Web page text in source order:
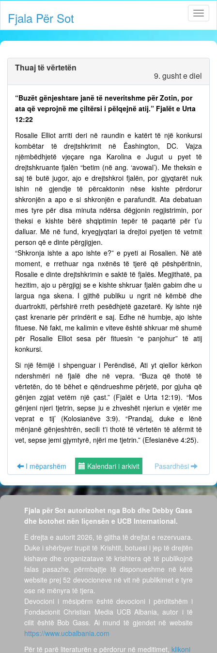
Fjala Për Sot
Thuaj të vërtetën
9. gusht e diel
“Buzët gënjeshtare janë të neveritshme për Zotin, por
ata që veprojnë me çiltërsi i pëlqejnë atij.” Fjalët e Urta
12:22
Rosalie Elliot arriti deri në raundin e katërt të një konkursi
kombëtar të drejtshkrimit në Ëashington, DC. Vajza
njëmbëdhjetë vjeçare nga Karolina e Jugut u pyet të
drejtshkruante fjalën “betim (në ang. ‘avowal’). Me theksin e
saj të butë jugor, ajo e drejtshkroi fjalën, por gjyqtarët nuk
ishin në gjendje të përcaktonin nëse kishte përdorur
shkronjën a apo e si shkronjën e parafundit. Ata debatuan
mes tyre për disa minuta ndërsa dëgjonin regjistrimin, por
theksi e kishte bërë shqiptimin tepër të paqartë për t’u
dalluar. Më në fund, kryegjyqtari ia drejtoi pyetjen të vetmit
person që e dinte përgjigjen.
“Shkronja ishte a apo ishte e?” e pyeti ai Rosalien. Në atë
moment, e rrethuar nga nxënës të tjerë që pëshpëritnin,
Rosalie e dinte drejtshkrimin e saktë të fjalës. Megjithatë, pa
hezitim, ajo u përgjigj se e kishte shkruar fjalën gabim dhe u
largua nga skena. I gjithë publiku u ngrit në këmbë dhe
duartrokiti, përfshirë rreth pesëdhjetë gazetarë. Ky ishte një
çast krenarie për prindërit e saj. Edhe në humbje, ajo ishte
fituese. Në fakt, me kalimin e viteve është shkruar më shumë
për Rosalie Elliot sesa për fituesin “e panjohur” të atij
konkursi.
Si një fëmijë i shpenguar i Perëndisë, Ati yt qiellor kërkon
ndershmëri në fjalë dhe në vepra. “Buza që thotë të
vërtetën, do të bëhet e qëndrueshme përjetë, por gjuha që
gënjen zgjat vetëm një çast.” (Fjalët e Urta 12:19). “Mos
gënjeni njeri tjetrin, sepse ju e zhveshët njeriun e vjetër me
veprat e tij’ (Kolosianëve 3:9). “Prandaj, duke e lënë
mënjanë gënjeshtrën, secili t'i thotë të vërtetën të afërmit të
vet, sepse jemi gjymtyrë, njëri me tjetrin.” (Efesianëve 4:25).
I mëparshëm Kalendari i arkivit Pasardhësi
Fjala për Sot autorizohet nga Bob dhe Debby Gass
dhe botohet nën liçensën e UCB International.
E drejta e autorit 2026, të gjitha të drejtat e rezervuara.
Duke i shërbyer trupit të Krishtit, botuesi i jep të drejtën
kishave dhe organizatave të krishtera që të publikojnë
falas pasazhe, përmbajtje të disponueshme në këtë
website prej 52 devocioneve në vit në publikimet e tyre
ose në mënyra të tjera.
Devocioni i mësipërm është devocioni i përditshëm i
Fondacionit Christian Media UCB Albania, autor i të
cilit është Bob Gass. Ai mund të gjendet në website
https://www.ucbalbania.com
Për të parë literaturën e përdorur në meditimet, klikoni